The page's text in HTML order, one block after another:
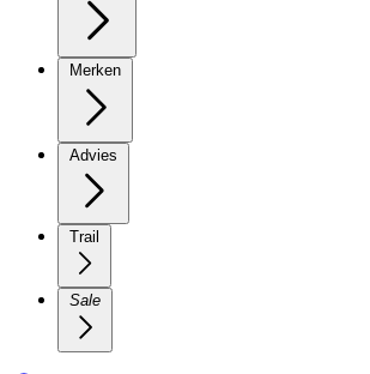
Merken
Advies
Trail
Sale